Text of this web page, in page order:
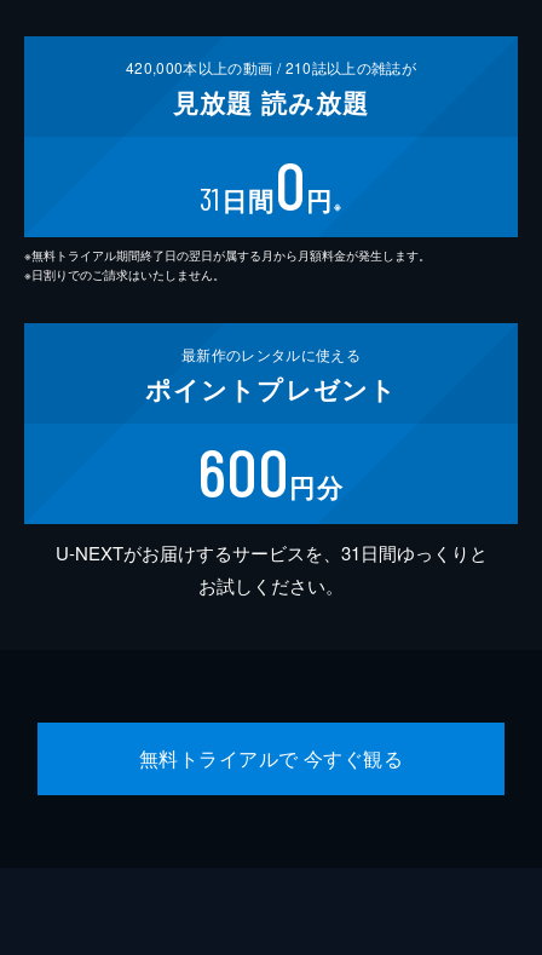
420,000本以上の動画 /210誌以上の雑誌が
見放題 読み放題
31 日間0円 ※
※無料トライアル期間終了日の翌日が属する月から月額料金が発生します。
※日割りでのご請求はいたしません。
最新作のレンタルに使える
ポイント プレゼント
600円分
U-NEXTがお届けするサービスを、31日間ゆっくりと
お試しください。
無料トライアルで 今すぐ観る